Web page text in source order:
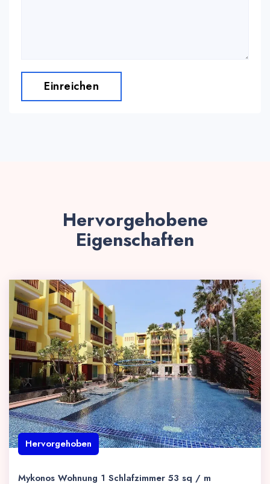
Einreichen
Hervorgehobene
Eigenschaften
Hervorgehoben
Mykonos Wohnung 1 Schlafzimmer 53 sq / m